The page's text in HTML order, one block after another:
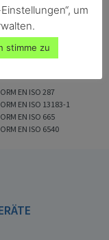
EN ISO 287
EN ISO 13183-1
EN ISO 665
EN ISO 6540
um
stimme zu